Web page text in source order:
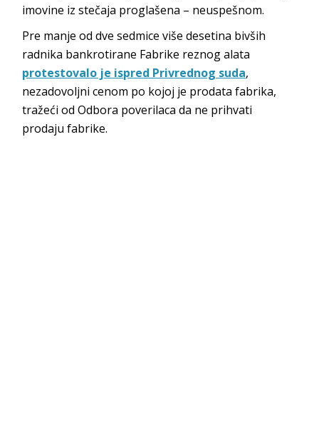
imovine iz stečaja proglašena – neuspešnom.
Pre manje od dve sedmice više desetina bivših
radnika bankrotirane Fabrike reznog alata
protestovalo je ispred Privrednog suda,
nezadovoljni cenom po kojoj je prodata fabrika,
tražeći od Odbora poverilaca da ne prihvati
prodaju fabrike.